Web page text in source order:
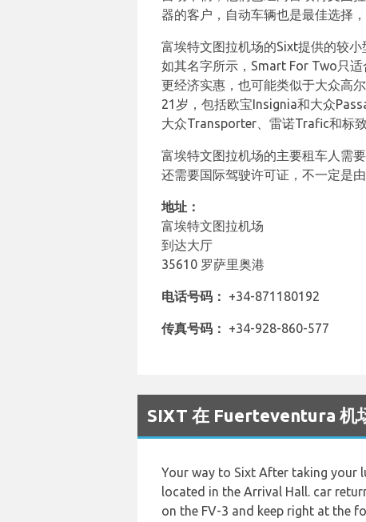
器的客户，自动车辆也是最佳选择
富埃特文图拉机场的Sixt提供的较
如其名字所示，Smart For Two只
更经济实惠，也可能类似于大众高
21岁，包括欧宝Insignia和大众
大众Transporter、雷诺Trafic和标
富埃特文图拉机场的主要租车人需
还需要国际驾驶许可证，不一定是
地址：
富埃特文图拉机场
到达大厅
35610 罗萨里奥港
电话号码： +34-871180192
传真号码： +34-928-860-577
SIXT 在 Fuerteventura 机
Your way to Sixt After taking your
located in the Arrival Hall. car
on the FV-3 and keep right at the